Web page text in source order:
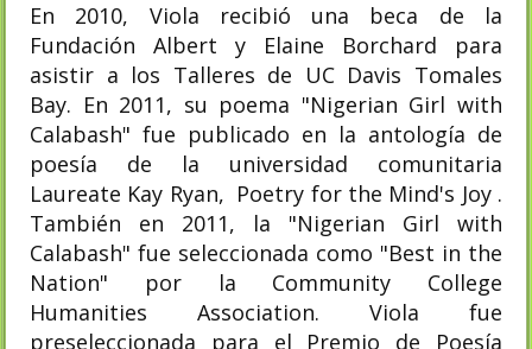
En 2010, Viola recibió una beca de la
Fundación Albert y Elaine Borchard para
asistir a los Talleres de UC Davis Tomales
Bay. En 2011, su poema "Nigerian Girl with
Calabash" fue publicado en la antología de
poesía de la universidad comunitaria
Laureate Kay Ryan, Poetry for the Mind's Joy .
También en 2011, la "Nigerian Girl with
Calabash" fue seleccionada como "Best in the
Nation" por la Community College
Humanities Association. Viola fue
preseleccionada para el Premio de Poesía